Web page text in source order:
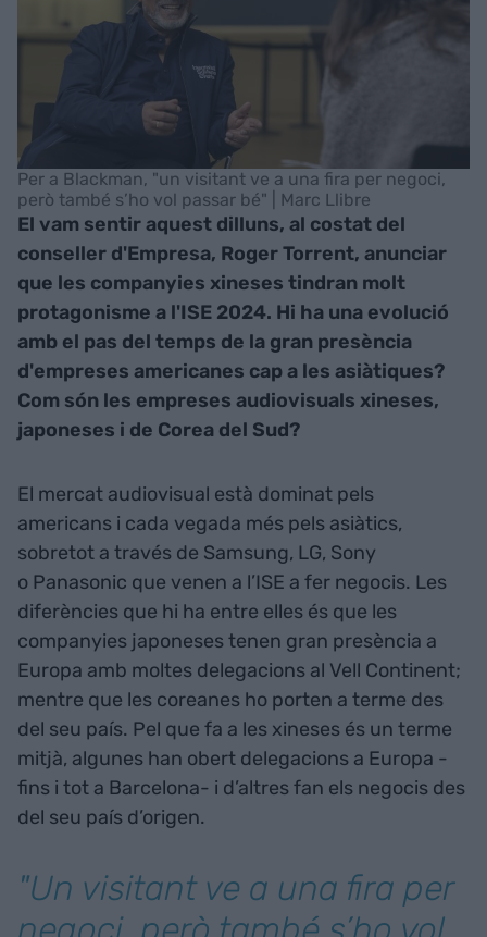
Per a Blackman, "un visitant ve a una fira per negoci,
però també s’ho vol passar bé" | Marc Llibre
El vam sentir aquest dilluns, al costat del
conseller d'Empresa, Roger Torrent, anunciar
que les companyies xineses tindran molt
protagonisme a l'ISE 2024. Hi ha una evolució
amb el pas del temps de la gran presència
d'empreses americanes cap a les asiàtiques?
Com són les empreses audiovisuals xineses,
japoneses i de Corea del Sud?
El mercat audiovisual està dominat pels
americans i cada vegada més pels asiàtics,
sobretot a través de Samsung, LG, Sony
o Panasonic que venen a l’ISE a fer negocis. Les
diferències que hi ha entre elles és que les
companyies japoneses tenen gran presència a
Europa amb moltes delegacions al Vell Continent;
mentre que les coreanes ho porten a terme des
del seu país. Pel que fa a les xineses és un terme
mitjà, algunes han obert delegacions a Europa -
fins i tot a Barcelona- i d’altres fan els negocis des
del seu país d’origen.
"Un visitant ve a una fira per